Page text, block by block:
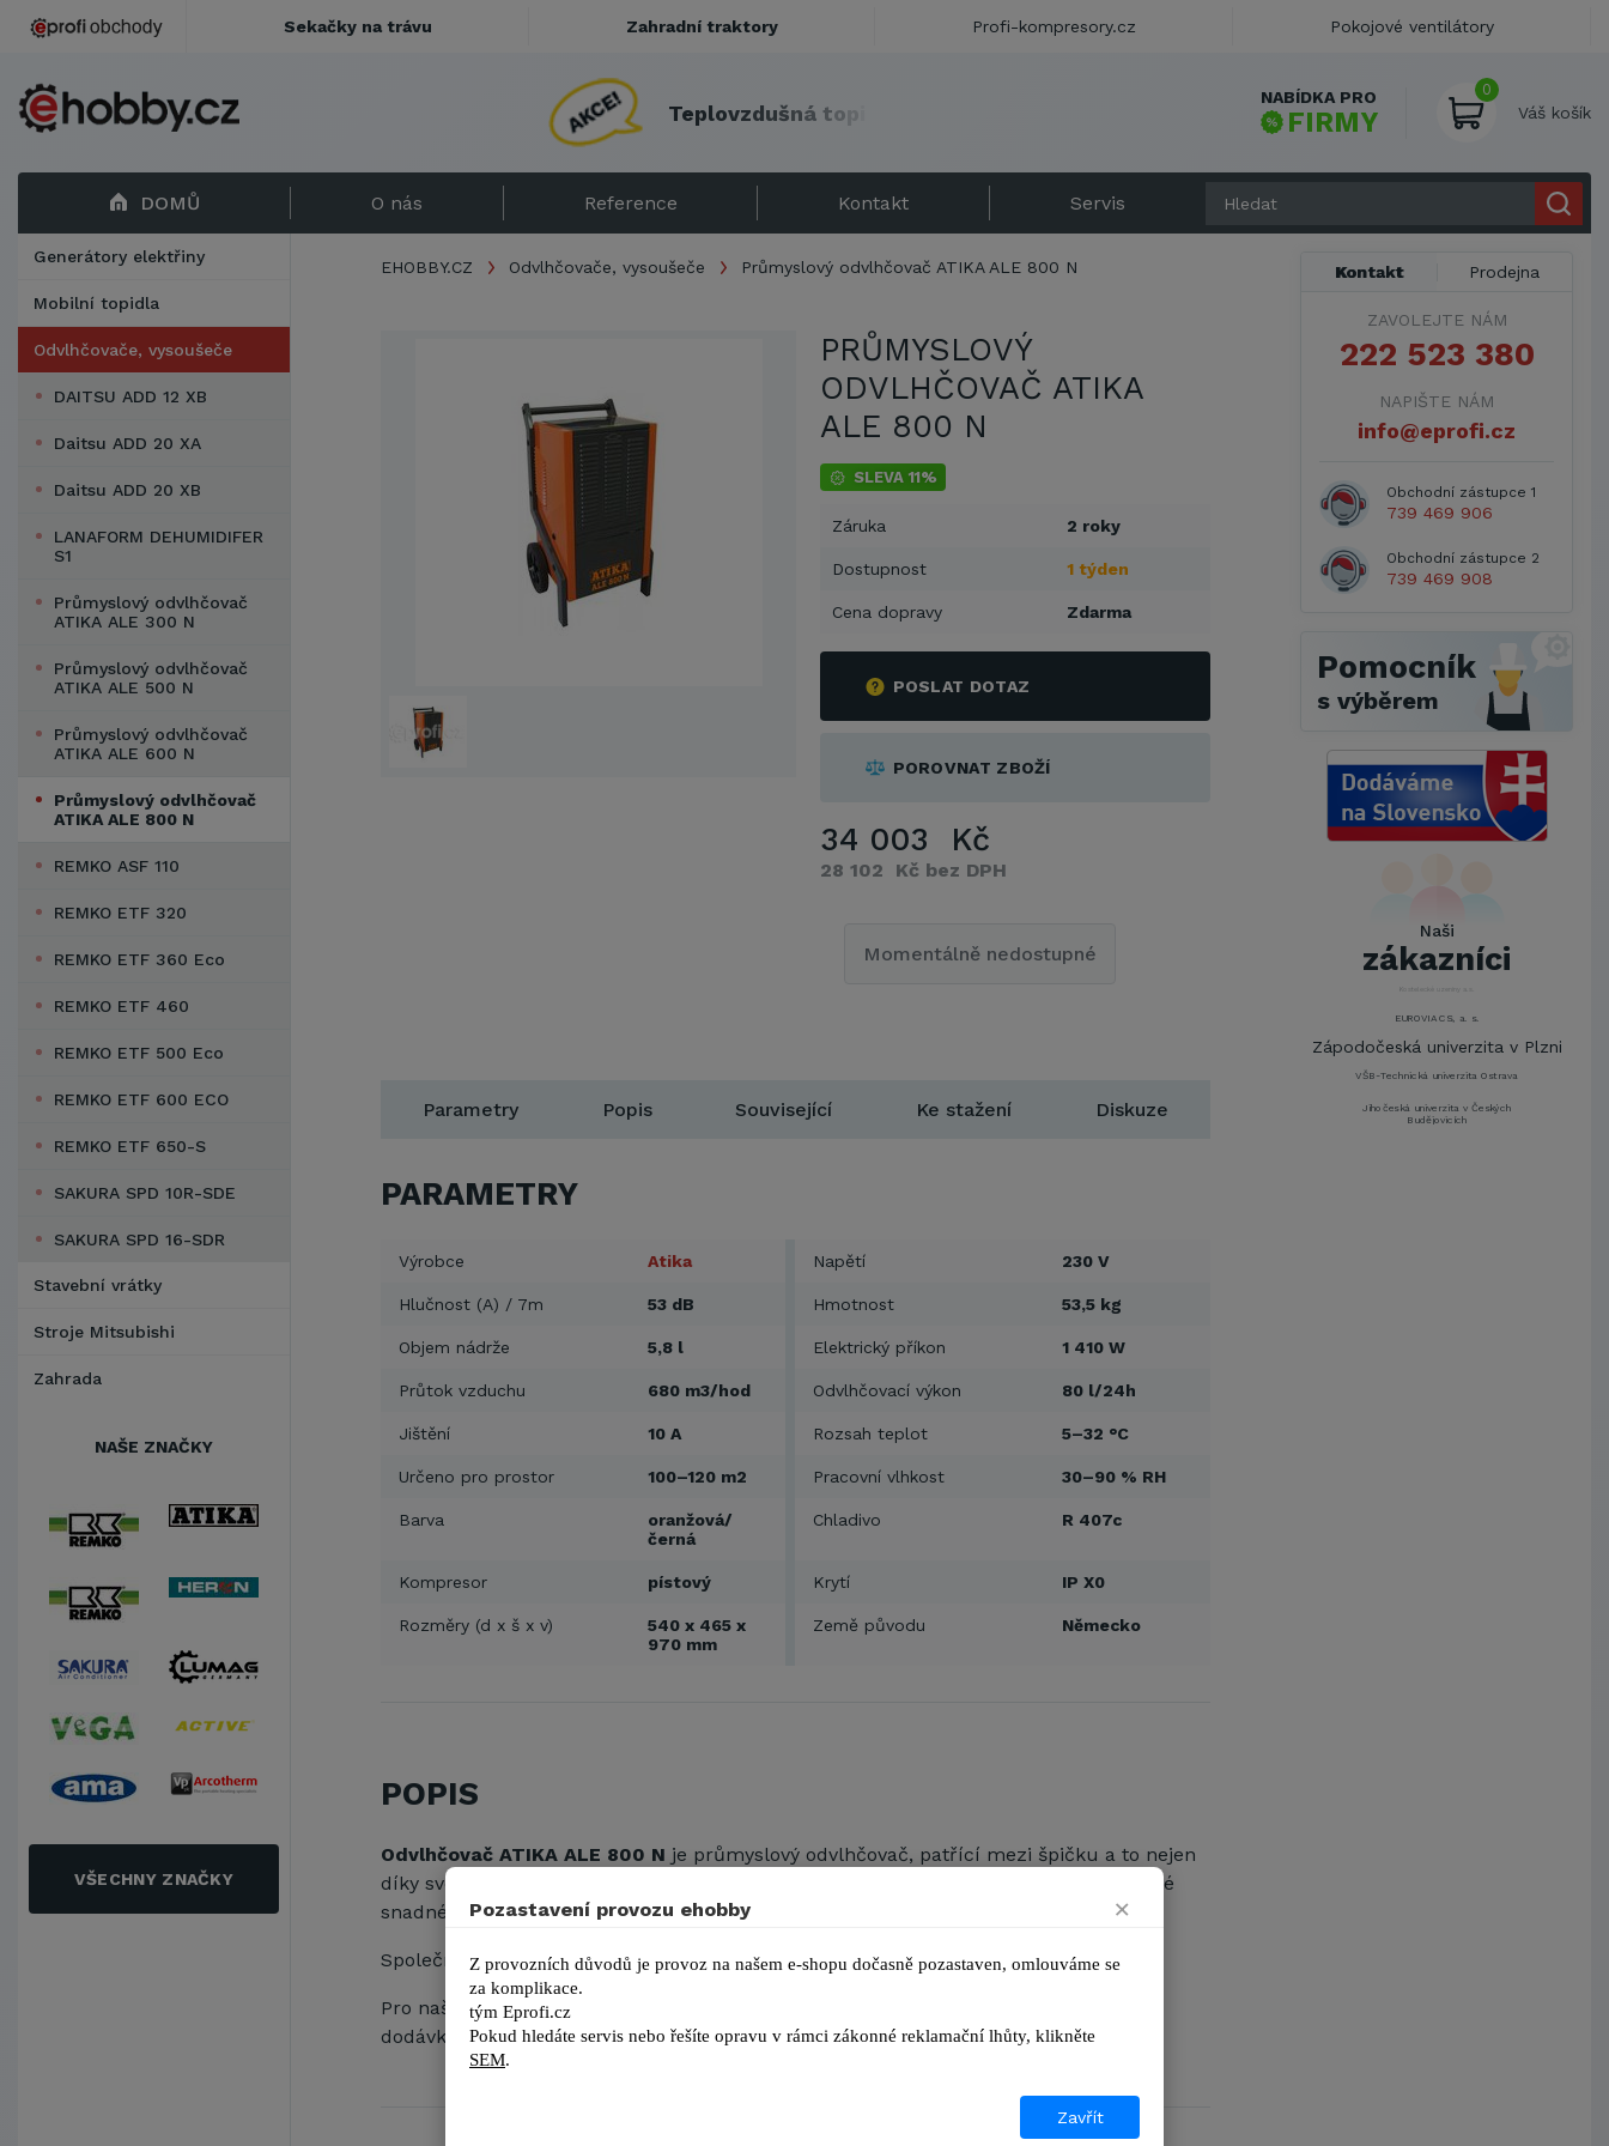
Teplovzdušná to
NABÍDKA PRO
FIRMY
0
Váš košík
DOMŮ O nás Reference Kontakt Servis
Generátory elektřiny
Mobilní topidla
Odvlhčovače, vysoušeče
DAITSU ADD 12 XB
Daitsu ADD 20 XA
Daitsu ADD 20 XB
LANAFORM DEHUMIDIFER
S1
Průmyslový odvlhčovač
ATIKA ALE 300 N
Průmyslový odvlhčovač
ATIKA ALE 500 N
Průmyslový odvlhčovač
ATIKA ALE 600 N
Průmyslový odvlhčovač
ATIKA ALE 800 N
REMKO ASF 110
REMKO ETF 320
REMKO ETF 360 Eco
REMKO ETF 460
REMKO ETF 500 Eco
REMKO ETF 600 ECO
REMKO ETF 650-S
SAKURA SPD 10R-SDE
SAKURA SPD 16-SDR
Stavební vrátky
Stroje Mitsubishi
Zahrada
NAŠE ZNAČKY
VŠECHNY ZNAČKY
EHOBBY.CZ Odvlhčovače, vysoušeče Průmyslový odvlhčovač ATIKA ALE 800 N
PRŮMYSLOVÝ
ODVLHČOVAČ ATIKA
ALE 800 N
SLEVA 11%
Záruka 2 roky
Dostupnost 1 týden
Cena dopravy Zdarma
POSLAT DOTAZ
POROVNAT ZBOŽÍ
34 003 Kč
28 102 Kč bez DPH
Momentálně nedostupné
Parametry Popis Související Ke stažení Diskuze
PARAMETRY
Výrobce Atika Napětí 230 V
Hlučnost (A) / 7m 53 dB Hmotnost 53,5 kg
Objem nádrže 5,8 l Elektrický příkon 1 410 W
Průtok vzduchu 680 m3/hod Odvlhčovací výkon 80 l/24h
Jištění 10 A Rozsah teplot 5–32 °C
Určeno pro prostor 100–120 m2 Pracovní vlhkost 30–90 % RH
Barva
oranžová/
černá
Chladivo R 407c
Kompresor pístový Krytí IP X0
Rozměry (d x š x v)
540 x 465 x
970 mm
Země původu Německo
POPIS
Odvlhčovač ATIKA ALE 800 N je průmyslový odvlhčovač, patřící mezi špičku a to nejen
díky svému odvlhčovacímu výkonu při nízké spotřebě elektrické energie, ale i pro své
snadné a přehledné ovládání a trvanlivost použitých materiálů.
Společnost EPROFI.CZ jeautorizovaným prodejcemodvlhčovačů značkyATIKA
Pro naše zákazníky zajišťujeme záruční a pozáruční servis, technickou podporu a
dodávky originálních náhradních dílů ATIKA.
Kontakt Prodejna
ZAVOLEJTE NÁM
222 523 380
NAPIŠTE NÁM
info@eprofi.cz
Obchodní zástupce 1
739 469 906
Obchodní zástupce 2
739 469 908
Pomocník
s výběrem
Naši
zákazníci
Metrostav a.s.
Brně,Správa kolejí a menz
Arcibiskupství pražské
Kostelecké uzeniny a.s.
EUROVIA CS, a. s.
Zápodočeská univerzita v Plzni
VŠB-Technická univerzita Ostrava
Jihočeská univerzita v Českých
Budějovicích
Sekačky na trávu Zahradní traktory Profi-kompresory.cz Pokojové ventilátory
Pozastavení provozu ehobby ×
Z provozních důvodů je provoz na našem e-shopu dočasně pozastaven, omlouváme se
za komplikace.
tým Eprofi.cz
Pokud hledáte servis nebo řešíte opravu v rámci zákonné reklamační lhůty, kl
SEM.
Zavřít